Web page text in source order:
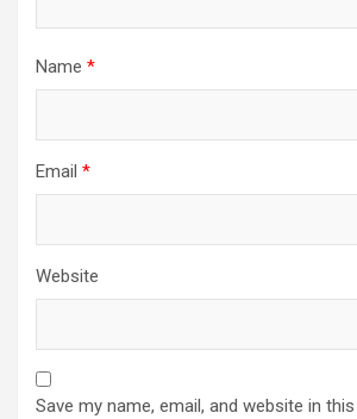
Name *
Email *
Website
Save my name, email, and website in